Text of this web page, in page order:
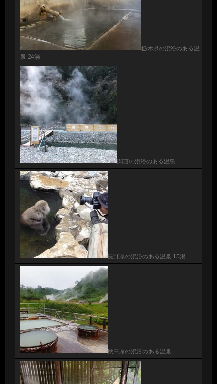
栃木県の混浴のある温
泉 24湯
関西の混浴のある温泉
長野県の混浴のある温泉 15湯
秋田県の混浴のある温泉